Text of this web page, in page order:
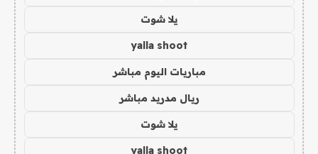
يلا شوت
yalla shoot
مباريات اليوم مباشر
ريال مدريد مباشر
يلا شوت
yalla shoot